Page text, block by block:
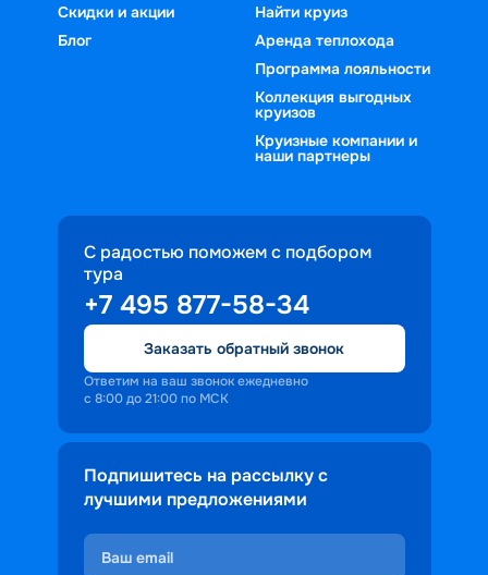
Скидки и акции
Блог
Найти круиз
Аренда теплохода
Программа лояльности
Коллекция выгодных
круизов
Круизные компании и
наши партнеры
С радостью поможем с подбором
тура
+7 495 877-58-34
Заказать обратный звонок
Ответим на ваш звонок ежедневно
с 8:00 до 21:00 по МСК
Подпишитесь на рассылку с
лучшими предложениями